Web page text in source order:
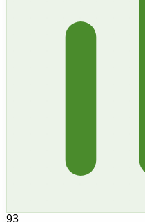
93